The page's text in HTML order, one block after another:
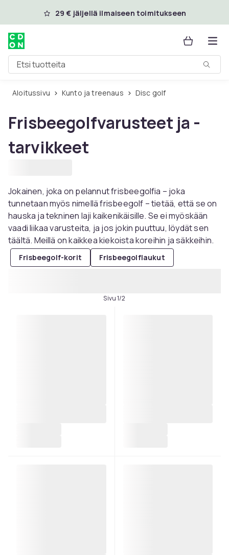
Ohita ja siirry pääsisältöön
29 € jäljellä ilmaiseen toimitukseen
Etsi tuotteita
Aloitussivu Kunto ja treenaus Disc golf
Frisbeegolfvarusteet ja -
tarvikkeet
Jokainen, joka on pelannut frisbeegolfia – joka
tunnetaan myös nimellä frisbeegolf – tietää, että se on
hauska ja tekninen laji kaikenikäisille. Se ei myöskään
vaadi liikaa varusteita, ja jos jokin puuttuu, löydät sen
täältä. Meillä on kaikkea kiekoista koreihin ja säkkeihin.
Frisbeegolf-korit Frisbeegolflaukut
Sivu 1/2